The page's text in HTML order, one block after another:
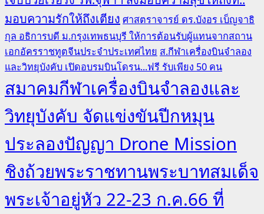
มอบความรักให้ถึงเตียง ศาสตราจารย์ ดร.บังอร เบ็ญจาธิ
กุล อธิการบดี ม.กรุงเทพธนบุรี ให้การต้อนรับผู้แทนจากสถาน
เอกอัครราชทูตจีนประจำประเทศไทย ส.กีฬาเครื่องบินจำลอง
และวิทยุบังคับ เปิดอบรมบินโดรน...ฟรี รับเพียง 50 คน
สมาคมกีฬาเครื่องบินจำลองและ
วิทยุบังคับ จัดแข่งขันปีกหมุน
ประลองปัญญา Drone Mission
ชิงถ้วยพระราชทานพระบาทสมเด็จ
พระเจ้าอยู่หัว 22-23 ก.ค.66 ที่